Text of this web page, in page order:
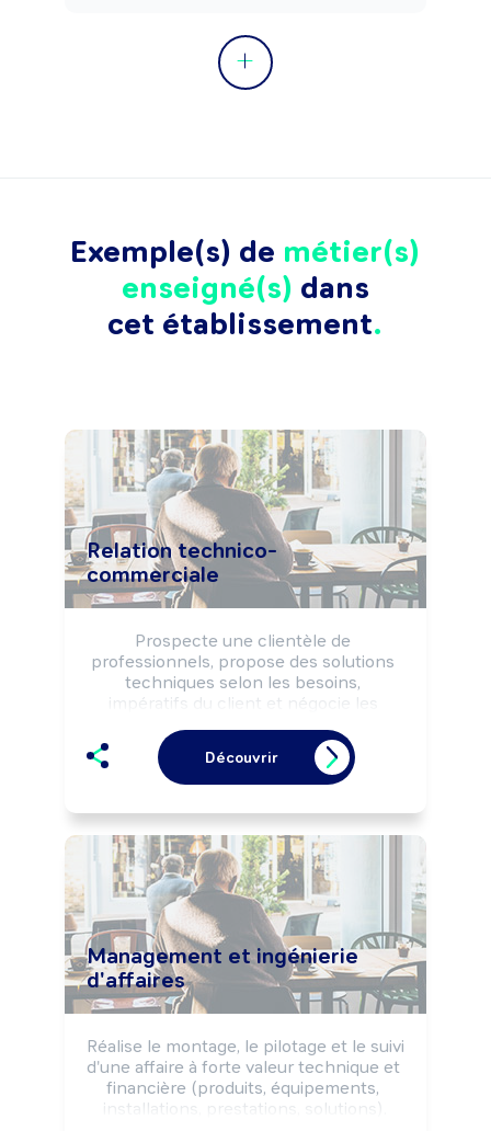
Exemple(s) de métier(s)
enseigné(s) dans
cet établissement
Relation technico-
commerciale
Prospecte une clientèle de
professionnels, propose des solutions
techniques selon les besoins,
impératifs du client et négocie les
Peut coordonner une équipe
commerciale et animer un réseau de
commerciaux.
Découvrir
Management et ingénierie
d'affaires
Réalise le montage, le pilotage et le suivi
d'une affaire à forte valeur technique et
financière (produits, équipements,
installations, prestations, solutions).